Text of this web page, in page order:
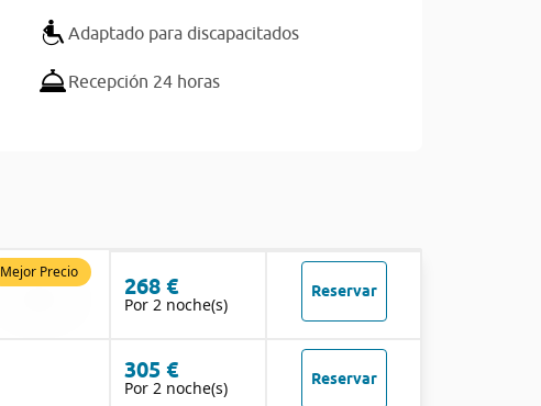
Adaptado para discapacitados
Recepción 24 horas
Mejor Precio
268 €
Por 2 noche(s)
Reservar
305 €
Por 2 noche(s) Reservar